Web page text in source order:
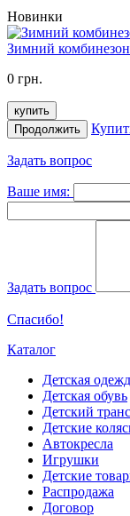
Новинки
Зимний
0 грн.
купить
Продолжить
Задать вопрос
Ваше имя:
Задать вопрос
Спасибо!
Каталог
Детская
Детская обувь
Детский
Детские
Автокресла
Игрушки
Детские
Распродажа
Договор